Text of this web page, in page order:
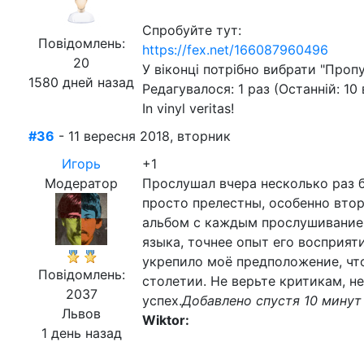
Повідомлень:
20
1580 дней назад
Спробуйте тут:
https://fex.net/166087960496
У віконці потрібно вибрати
Редагувалося: 1 раз (Останній:
In vinyl veritas!
#36 - 11 вересня 2018, вторник
Игорь
Модератор
Повідомлень:
2037
Львов
1 день назад
+1
Прослушал вчера несколько раз
просто прелестны, особенно
альбом с каждым
языка, точнее опыт его
укрепило моё предположение,
столетии. Не верьте критикам,
успех.Добавлено спустя 10 минут
Wiktor: